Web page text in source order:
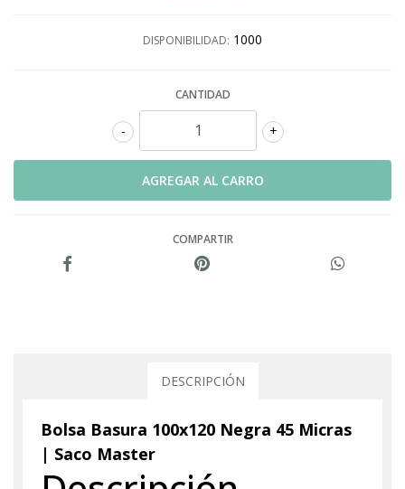
DISPONIBILIDAD: 1000
CANTIDAD
+
-
COMPARTIR
DESCRIPCIÓN
Bolsa Basura 100x120 Negra 45 Micras
| Saco Master